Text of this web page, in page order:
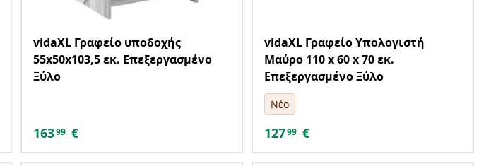
vidaXL Γραφείο υποδοχής
55x50x103,5 εκ. Επεξεργασμένο
Ξύλο
16399 €
vidaXL Γραφείο Υπολογιστή
Μαύρο 110 x 60 x 70 εκ.
Επεξεργασμένο Ξύλο
Νέο
12799 €